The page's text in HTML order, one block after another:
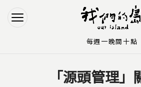
Jump to
Jump to Main
「源頭管理」
每週一晚間十點